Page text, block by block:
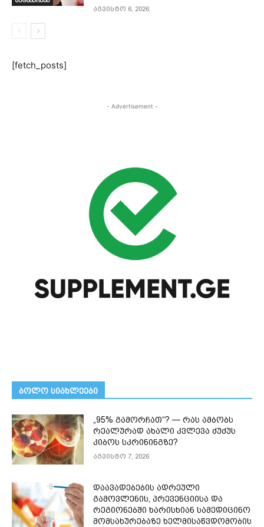
აგვისტო 6, 2026
[fetch_posts]
- Advertisement -
ᲑᲝᲚᲝ ᲡᲘᲐᲮᲚᲔᲔᲑᲘ
„95% გამორჩათ“? — რას ამბობს
რეალურად ახალი კვლევა ძუძუს
კიბოს სკრინინგზე?
აგვისტო 7, 2026
დაავადებების ადრეული
გამოვლენის, პრევენციისა და
რეგიონებში ხარისხიან სამედიცინო
მომსახურებაზე ხელმისაწვდომობის